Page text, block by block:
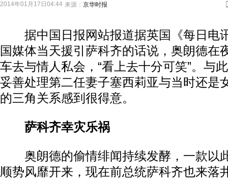
2014年01月17日04:44 来源： 京华时报
据中国日报网站报道据英国《每日电
国媒体当天援引萨科齐的话说，奥朗德在
车去与情人私会，“看上去十分可笑”。与
妥善处理第二任妻子塞西莉亚与当时还是
的三角关系感到很得意。
萨科齐幸灾乐祸
奥朗德的偷情绯闻持续发酵，一款以
顺势风靡开来，现在前总统萨科齐也来落